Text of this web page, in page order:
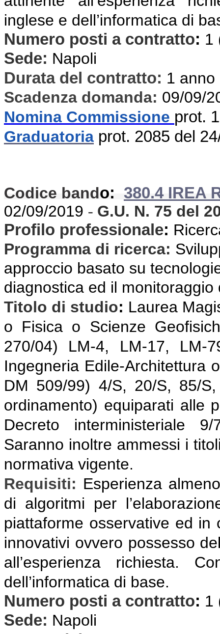
inglese e dell’informatica di
Numero posti a contratto: 1
Sede: Napoli
Durata del contratto: 1 anno
Scadenza domanda: 09/09/
Nomina Commissione prot.
Graduatoria prot. 2085 del
Codice bando: 380.4 IREA
02/09/2019 - G.U. N. 75 del
Profilo professionale:
Programma di ricerca:
approccio basato su
diagnostica ed il
Titolo di studio: Laurea
o Fisica o Scienze
270/04) LM-4, LM-17, LM-
Ingegneria Edile-Architettura
DM 509/99) 4/S, 20/S, 85/
ordinamento) equiparati alle
Decreto interministeriale
Saranno inoltre ammessi i
normativa vigente.
Requisiti: Esperienza
di algoritmi per
piattaforme osservative ed
innovativi ovvero possesso
all’esperienza richiesta.
dell’informatica di base.
Numero posti a contratto: 1
Sede: Napoli